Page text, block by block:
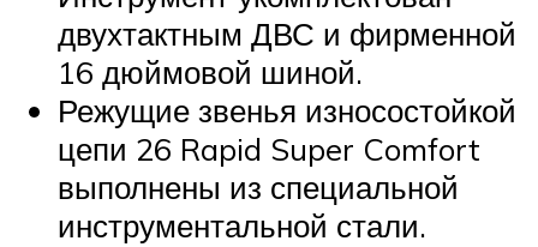
двухтактным ДВС и фирменной
16 дюймовой шиной.
Режущие звенья износостойкой
цепи 26 Rapid Super Comfort
выполнены из специальной
инструментальной стали.